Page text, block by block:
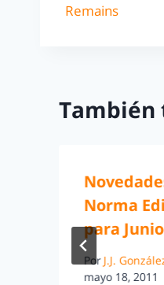
Remains
También
Norma
para
PorJ.J.
mayo 18, 2011